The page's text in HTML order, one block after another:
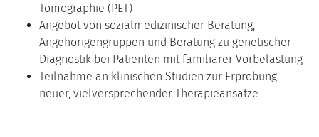
Tomographie (PET)
Angebot von sozialmedizinischer Beratung,
Angehörigengruppen und Beratung zu genetischer
Diagnostik bei Patienten mit familiärer Vorbelastung
Teilnahme an klinischen Studien zur Erprobung
neuer, vielversprechender Therapieansätze